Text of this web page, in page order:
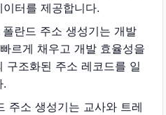
터를 제공합니다.
폴란드 주소 생성기는 개발
르게 채우고 개발 효율성을
구조화된 주소 레코드를 일
.
주소 생성기는 교사와 트레